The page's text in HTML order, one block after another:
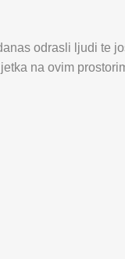
odrasli ljudi te
na ovim